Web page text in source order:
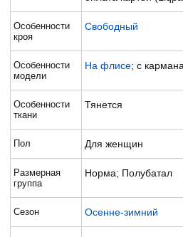
Особенности
кроя
Свободный
Особенности
модели
На флисе; с
Особенности
ткани
Тянется
Пол Для женщин
Размерная
группа
Норма; Полубатал
Сезон Осенне-зимний